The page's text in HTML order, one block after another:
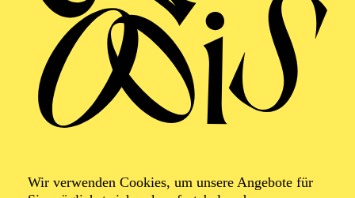
Wir verwenden Cookies, um unsere Angebote für